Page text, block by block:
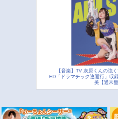
【音楽】TV 灰原くんの強
ED「ドラマチック逃避行」収
美【通常盤